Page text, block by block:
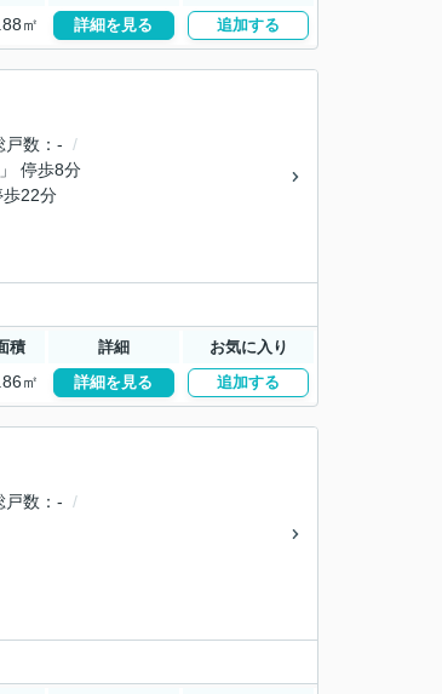
㎡ 詳細を見る 追加する
戸数
-
停歩8分
歩22分
積 詳細 お気に入り
㎡ 詳細を見る 追加する
戸数
-